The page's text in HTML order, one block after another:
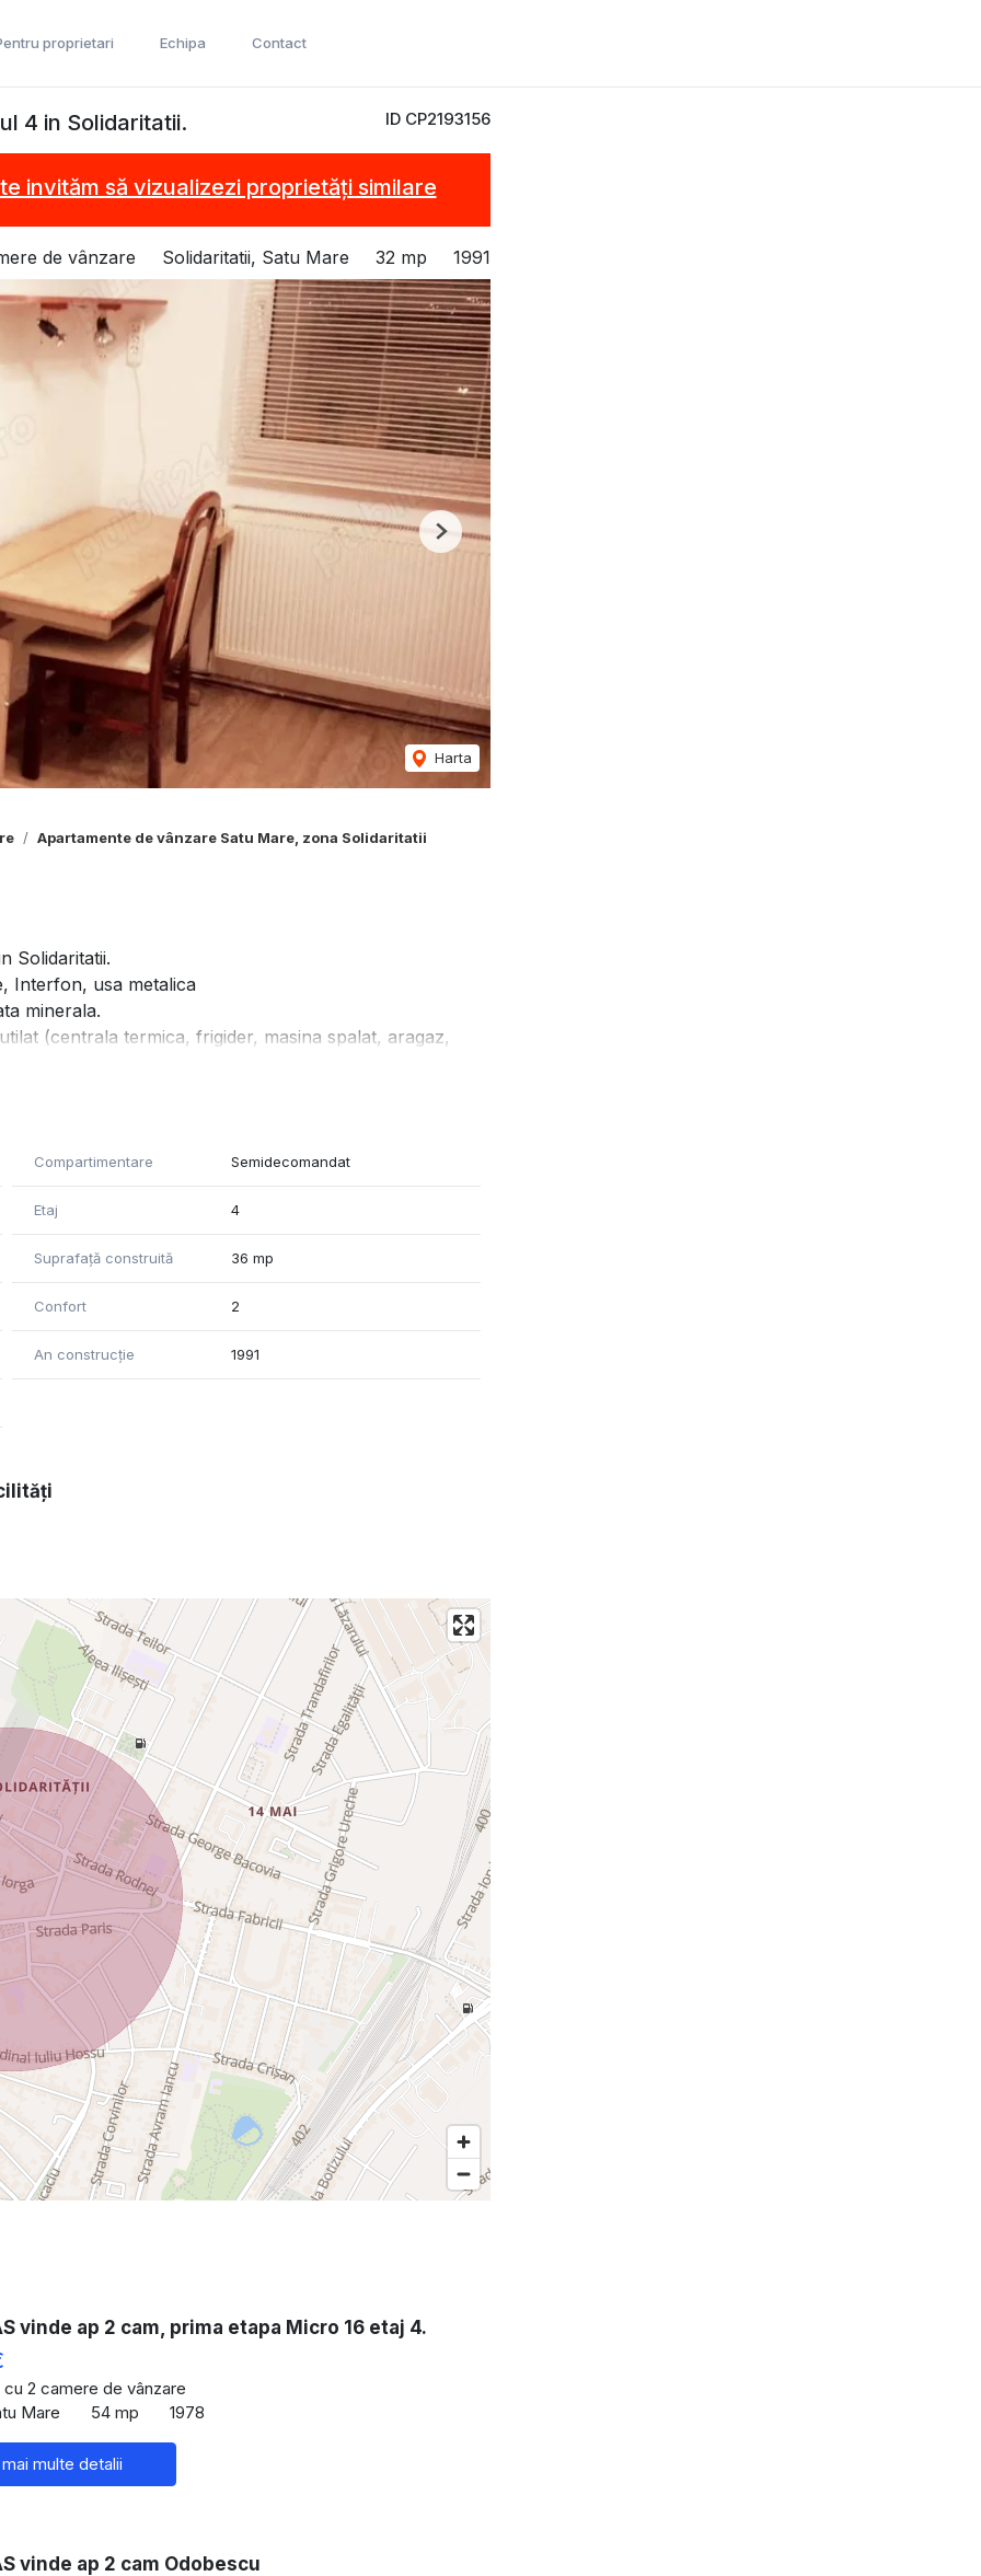
proprietari Echipa Contact
ID CP2193156
4 in Solidaritatii.
te invităm să vizualizezi proprietăți similare
de vânzare Solidaritatii, Satu Mare 32 mp 1991
Harta
Next
Apartamente de vânzare Satu Mare, zona Solidaritatii
Solidaritatii.
Interfon, usa metalica
minerala.
(centrala termica, frigider, masina spalat, aragaz,
Compartimentare Semidecomandat
Etaj 4
Suprafață construită 36 mp
Confort 2
An construcție 1991
vinde ap 2 cam, prima etapa Micro 16 etaj 4.
2 camere de vânzare
Mare
54 mp 1978
multe detalii
vinde ap 2 cam Odobescu